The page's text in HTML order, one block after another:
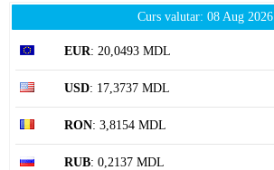
Curs valutar: 08 Aug 2026
EUR: 20,0493 MDL
USD: 17,3737 MDL
RON: 3,8154 MDL
RUB: 0,2137 MDL